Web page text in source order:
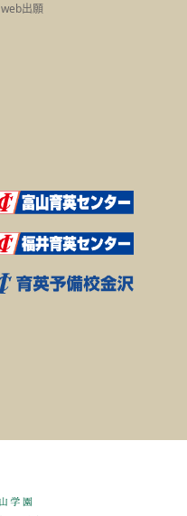
web出願